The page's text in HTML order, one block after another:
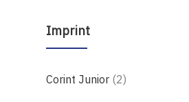
Imprint
Corint Junior 2produse